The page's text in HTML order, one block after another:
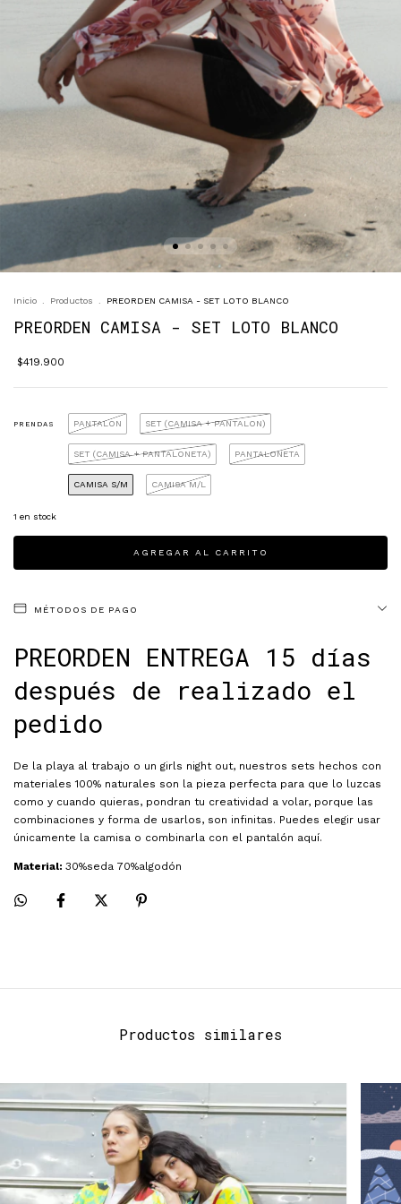
Inicio Productos PREORDEN CAMISA - SET LOTO BLANCO
PREORDEN CAMISA - SET LOTO BLANCO
$419.900
PRENDAS PANTALON SET (CAMISA + PANTALON)
SET (CAMISA + PANTALONETA) PANTALONETA
CAMISA S/M CAMISA M/L
1 en stock
MÉTODOS DE PAGO
PREORDEN ENTREGA 15 días
después de realizado el
pedido
De la playa al trabajo o un girls night out, nuestros sets hechos con
materiales 100% naturales son la pieza perfecta para que lo luzcas
como y cuando quieras, pondran tu creatividad a volar, porque las
combinaciones y forma de usarlos, son infinitas. Puedes elegir usar
únicamente la camisa o combinarla con el pantalón aquí.
Material: 30%seda 70%algodón
Productos similares